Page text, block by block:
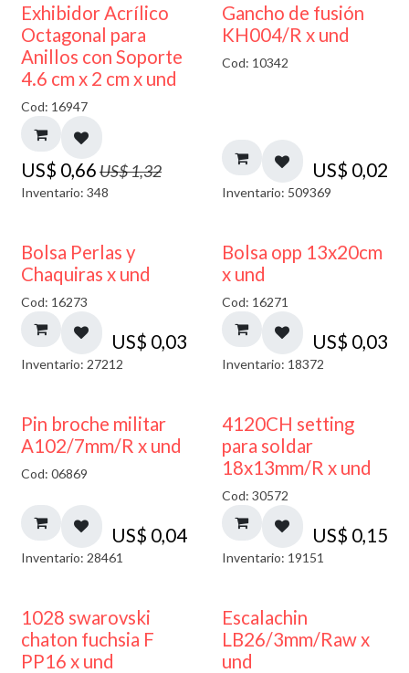
50% DESCUENTO
Exhibidor Acrílico
Octagonal para
Anillos con Soporte
4.6 cm x 2 cm x und
Cod: 16947
US$ 0,66US$1,32
Inventario: 348
Gancho de fusión
KH004/R x und
Cod: 10342
US$ 0,02
Inventario: 509369
Bolsa Perlas y
Chaquiras x und
Cod: 16273
US$ 0,03
Inventario: 27212
Bolsa opp 13x20cm
x und
Cod: 16271
US$ 0,03
Inventario: 18372
Pin broche militar
A102/7mm/R x und
Cod: 06869
US$ 0,04
Inventario: 28461
4120CH setting
para soldar
18x13mm/R x und
Cod: 30572
US$ 0,15
Inventario: 19151
1028 swarovski
chaton fuchsia F
PP16 x und
Escalachin
LB26/3mm/Raw x
und